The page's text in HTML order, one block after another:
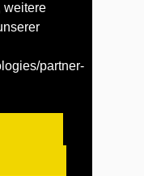
weitere
partner-